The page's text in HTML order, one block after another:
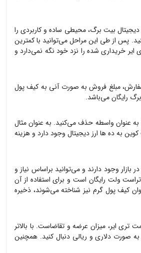
دیجیتال بیت برگ، محیطی ساده و کاربردی را
پس از طی این مراحل می‌توانید با کمترین
ایر خریداری شده را نزد خود نگه نمی‌دارد و
مبلغ فروش به صورت آنی به کیف پول
رایگان می‌باشد.
به عنوان واسطه حذف می‌کنید. به عنوان مثال
به ده ها ارز دیجیتال وجود دارد و هزینه
وجود دارند و می‌توانید براساس نیاز و
ولت رایگان است و برای استفاده از آن
کیف پول گرم نیز شناخته می‌شوند، ذخیره
تری ایر، میزان عرضه و تقاضاست. با بالاتر
به صورت دلاری و ریالی دنبال کنید. همچنین